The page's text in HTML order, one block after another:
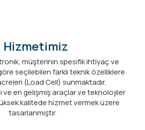
Hizmetimiz
müşterinin spesifik ihtiyaç ve
seçilebilen farklı teknik özelliklere
(Load Cell) sunmaktadır.
ve en gelişmiş araçlar ve teknolojiler
kalitede hizmet vermek üzere
tasarlanmıştır.